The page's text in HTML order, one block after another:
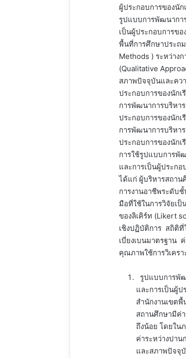
ผู้ประกอบการของนัก
รูปแบบการพัฒนากา
เป็นผู้ประกอบการขอ
พื้นที่การศึกษาประถ
Methods ) ระหว่าง
(Qualitative
สภาพปัจจุบันและคว
ประกอบการของนัก
การพัฒนาการบริหา
ประกอบการของนัก
การพัฒนาการบริหา
ประกอบการของนัก
การใช้รูปแบบการพั
และการเป็นผู้ประกอ
ได้แก่ ผู้บริหารสถาน
การงานอาชีพระดับ
มือที่ใช้ในการวิจัยเ
ของลิเคิร์ท (Likert
เชิงปฏิบัติการ สถิติที่
เบี่ยงเบนมาตรฐาน
คุณภาพใช้การวิเคร
รูปแบบการพั
และการเป็นผู้ป
สำนักงานเขต
สถานศึกษามีค่
ถึงน้อย โดยใน
ค่าระหว่างปา
และสภาพปัจจุ